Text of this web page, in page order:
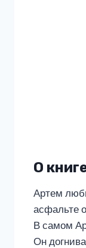
О
Артем
асфальте
В самом
Он